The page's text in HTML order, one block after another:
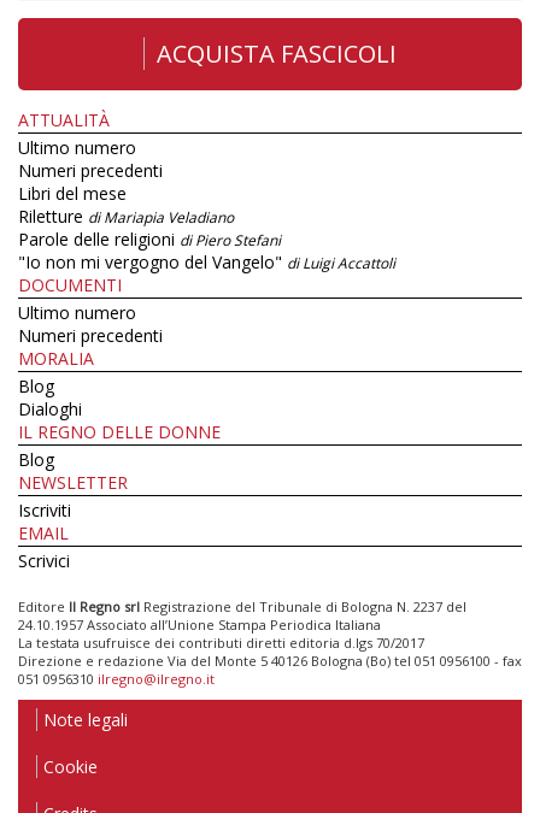
ACQUISTA FASCICOLI
ATTUALITÀ
Ultimo numero
Numeri precedenti
Libri del mese
Riletture di Mariapia Veladiano
Parole delle religioni di Piero Stefani
"Io non mi vergogno del Vangelo" di Luigi Accattoli
DOCUMENTI
Ultimo numero
Numeri precedenti
MORALIA
Blog
Dialoghi
IL REGNO DELLE DONNE
Blog
NEWSLETTER
Iscriviti
EMAIL
Scrivici
Editore Il Regno srl Registrazione del Tribunale di Bologna N. 2237 del
24.10.1957 Associato all’Unione Stampa Periodica Italiana
La testata usufruisce dei contributi diretti editoria d.lgs 70/2017
Direzione e redazione Via del Monte 5 40126 Bologna (Bo) tel 051 0956100 - fax
051 0956310 ilregno@ilregno.it
Note legali
Cookie